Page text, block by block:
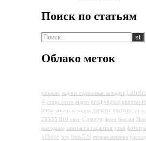
Поиск по статьям
Облако меток
клиренс задние тормозные колодки
4 range rover видео квадроцикл
bmw замена колодок диверс моторс
255/55 R19 снег Самара фото бензин
выходные замена по гарантии зима
xDrive
brp бмв 528 вторая машина